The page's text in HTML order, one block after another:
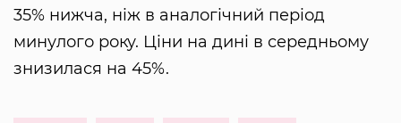
35% нижча, ніж в аналогічний період
минулого року. Ціни на дині в середньому
знизилася на 45%.